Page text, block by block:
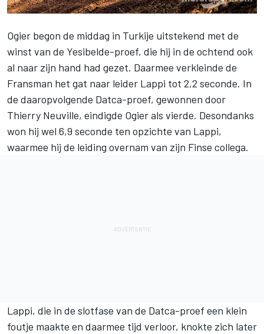
Ogier begon de middag in Turkije uitstekend met de
winst van de Yesibelde-proef, die hij in de ochtend ook
al naar zijn hand had gezet. Daarmee verkleinde de
Fransman het gat naar leider Lappi tot 2,2 seconde. In
de daaropvolgende Datca-proef, gewonnen door
Thierry Neuville, eindigde Ogier als vierde. Desondanks
won hij wel 6,9 seconde ten opzichte van Lappi,
waarmee hij de leiding overnam van zijn Finse collega.
Lappi, die in de slotfase van de Datca-proef een klein
foutje maakte en daarmee tijd verloor, knokte zich later